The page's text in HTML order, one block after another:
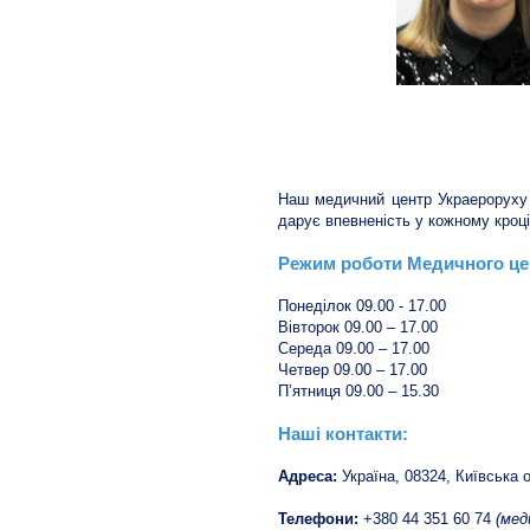
Наш медичний центр
дарує впевненість у кожному
Режим роботи Медичного
Понеділок 09.00 - 17.00
Вівторок 09.00 – 17.00
Середа 09.00 – 17.00
Четвер 09.00 – 17.00
П’ятниця 09.00 – 15.30
Наші контакти:
Адреса: Україна, 08324, Київська
Телефони: +380 44 351 60 74